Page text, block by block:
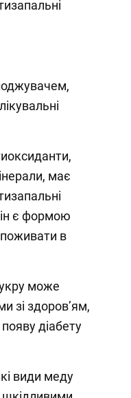
має
є формою
в
може
зі здоровʼям,
діабету
види меду